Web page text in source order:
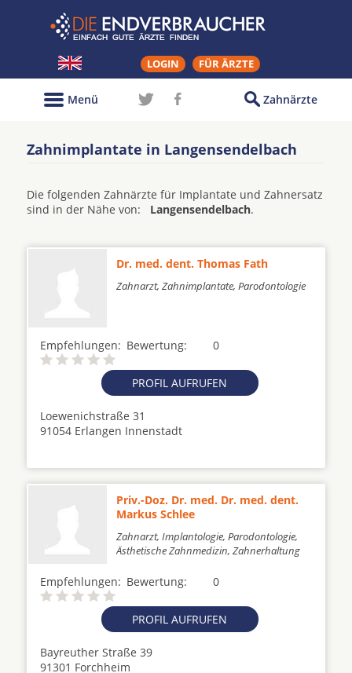
LOGIN FÜR ÄRZTE
Zahnärzte
Menü
Zahnimplantate in Langensendelbach
Die folgenden Zahnärzte für Implantate und Zahnersatz
sind in der Nähe von: Langensendelbach.
Dr. med. dent. Thomas Fath
Zahnarzt, Zahnimplantate, Parodontologie
Empfehlungen: 0
Bewertung:
PROFIL AUFRUFEN
Loewenichstraße 31
91054 Erlangen Innenstadt
Priv.-Doz. Dr. med. Dr. med. dent.
Markus Schlee
Zahnarzt, Implantologie, Parodontologie,
Ästhetische Zahnmedizin, Zahnerhaltung
Empfehlungen: 0
Bewertung:
PROFIL AUFRUFEN
Bayreuther Straße 39
91301 Forchheim